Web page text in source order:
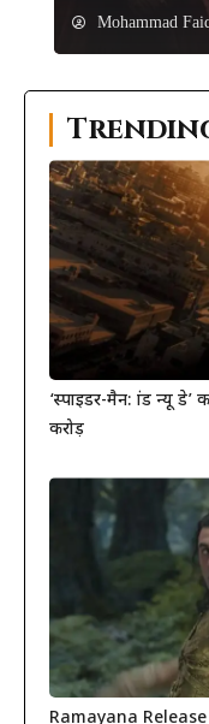
Mohammad
‘स्पाइडर-मैन: ब्रांड न्यू
करोड़
Ramayana Release